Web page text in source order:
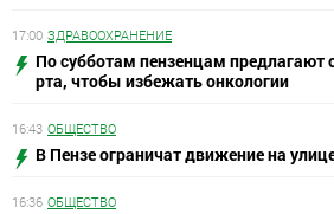
17:00 ЗДРАВООХРАНЕНИЕ
По субботам пензенцам предлагают
рта, чтобы избежать онкологии
16:43 ОБЩЕСТВО
В Пензе ограничат движение на
16:36 ОБЩЕСТВО